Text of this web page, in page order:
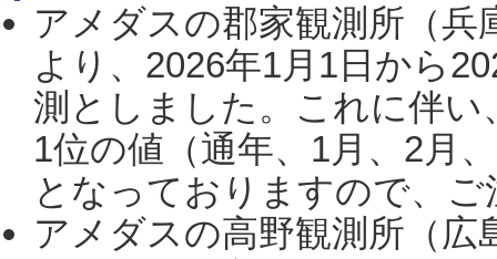
アメダスの郡家観測所（
より、2026年1月1日から
測としました。これに伴い
1位の値（通年、1月、2月
となっておりますので、
アメダスの高野観測所（